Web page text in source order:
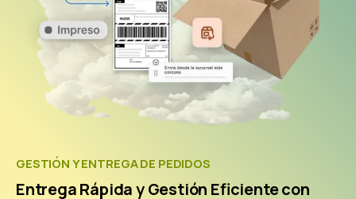
GESTIÓN Y ENTREGA DE PEDIDOS
Entrega Rápida y Gestión Eficiente con